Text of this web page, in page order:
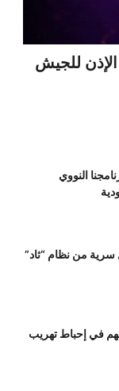
للجيش
النووي
من نظام “ثاد”
في إحباط تهريب